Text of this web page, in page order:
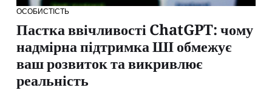
ОСОБИСТІСТЬ
Пастка ввічливості ChatGPT: чому
надмірна підтримка ШІ обмежує
ваш розвиток та викривлює
реальність